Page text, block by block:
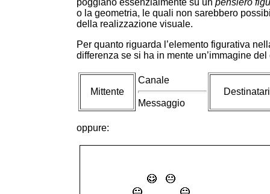
poggiano essenzialmente su un pensiero
o la geometria, le quali non sarebbero
della realizzazione visuale.
Per quanto riguarda l’elemento figurativa
differenza se si ha in mente un’immagine del
Mittente
Canale
Messaggio
oppure: